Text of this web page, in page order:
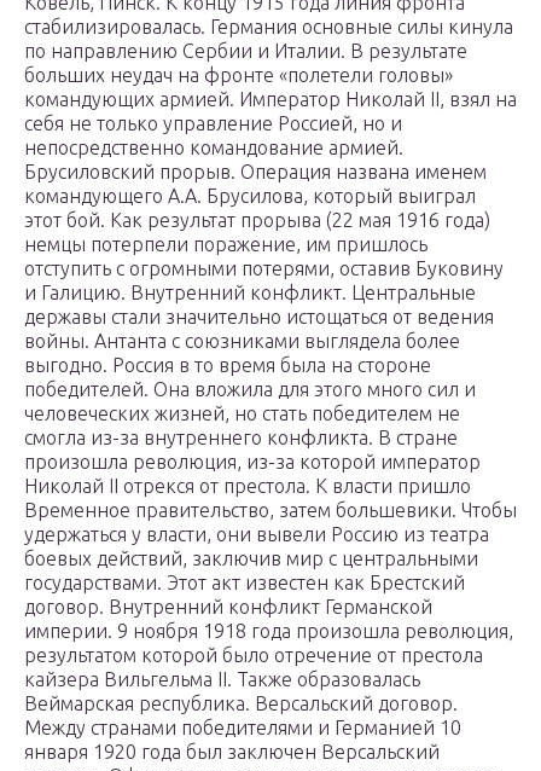
стабилизировалась. Германия основные силы кинула
по направлению Сербии и Италии. В результате
больших неудач на фронте «полетели головы»
командующих армией. Император Николай ІІ, взял на
себя не только управление Россией, но и
непосредственно командование армией.
Брусиловский прорыв. Операция названа именем
командующего А.А. Брусилова, который выиграл
этот бой. Как результат прорыва (22 мая 1916 года)
немцы потерпели поражение, им пришлось
отступить с огромными потерями, оставив Буковину
и Галицию. Внутренний конфликт. Центральные
державы стали значительно истощаться от ведения
войны. Антанта с союзниками выглядела более
выгодно. Россия в то время была на стороне
победителей. Она вложила для этого много сил и
человеческих жизней, но стать победителем не
смогла из-за внутреннего конфликта. В стране
произошла революция, из-за которой император
Николай ІІ отрекся от престола. К власти пришло
Временное правительство, затем большевики. Чтобы
удержаться у власти, они вывели Россию из театра
боевых действий, заключив мир с центральными
государствами. Этот акт известен как Брестский
договор. Внутренний конфликт Германской
империи. 9 ноября 1918 года произошла революция,
результатом которой было отречение от престола
кайзера Вильгельма ІІ. Также образовалась
Веймарская республика. Версальский договор.
Между странами победителями и Германией 10
января 1920 года был заключен Версальский